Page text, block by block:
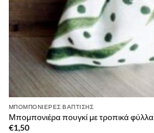
ΜΠΟΜΠΟΝΙΈΡΕΣ ΒΆΠΤΙΣΗΣ
Μπομπονιέρα πουγκί με τροπικά φύλλα
€1,50